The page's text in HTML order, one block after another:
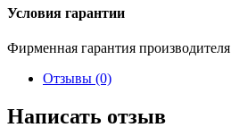
Условия гарантии
Фирменная гарантия производителя
Отзывы (0)
Написать отзыв